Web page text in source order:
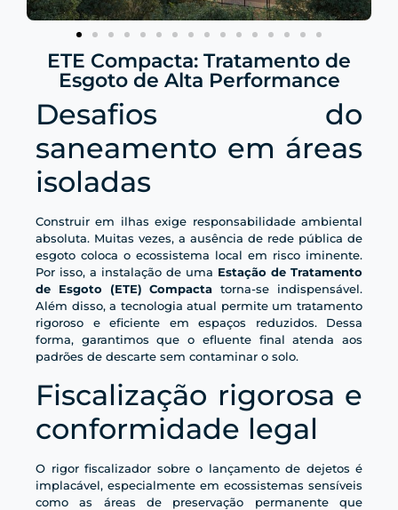
ETE Compacta: Tratamento de
Esgoto de Alta Performance
Desafios do
saneamento em áreas
isoladas
Construir em ilhas exige responsabilidade ambiental
absoluta. Muitas vezes, a ausência de rede pública de
esgoto coloca o ecossistema local em risco iminente.
Por isso, a instalação de uma Estação de Tratamento
de Esgoto (ETE) Compacta torna-se indispensável.
Além disso, a tecnologia atual permite um tratamento
rigoroso e eficiente em espaços reduzidos. Dessa
forma, garantimos que o efluente final atenda aos
padrões de descarte sem contaminar o solo.
Fiscalização rigorosa e
conformidade legal
O rigor fiscalizador sobre o lançamento de dejetos é
implacável, especialmente em ecossistemas sensíveis
como as áreas de preservação permanente que